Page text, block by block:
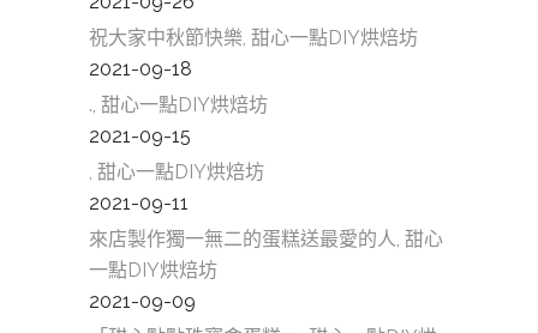
祝大家中秋節快樂, 甜心一點DIY烘焙坊
2021-09-18
., 甜心一點DIY烘焙坊
2021-09-15
, 甜心一點DIY烘焙坊
2021-09-11
來店製作獨一無二的蛋糕送最愛的人, 甜心
一點DIY烘焙坊
2021-09-09